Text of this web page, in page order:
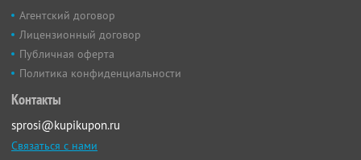
Агентский договор
Лицензионный договор
Публичная оферта
Политика конфиденциальности
Контакты
sprosi@kupikupon.ru
Связаться с нами